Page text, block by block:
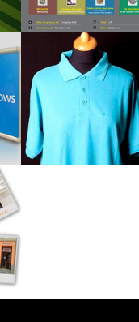
Polokošile Windows
Azure pro Microsoft
Slovakia